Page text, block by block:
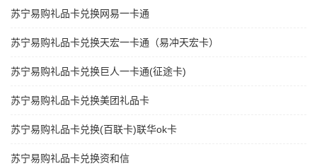
苏宁易购礼品卡兑换网易一卡通
苏宁易购礼品卡兑换天宏一卡通（易冲天宏卡）
苏宁易购礼品卡兑换巨人一卡通(征途卡)
苏宁易购礼品卡兑换美团礼品卡
苏宁易购礼品卡兑换(百联卡)联华ok卡
苏宁易购礼品卡兑换资和信